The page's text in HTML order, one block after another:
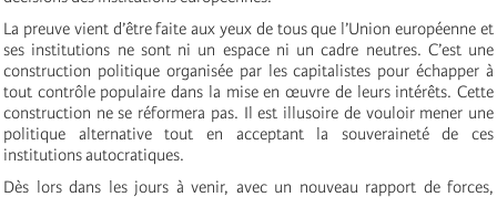
La preuve vient d’être faite aux yeux de tous que l’Union européenne et
ses institutions ne sont ni un espace ni un cadre neutres. C’est une
construction politique organisée par les capitalistes pour échapper à
tout contrôle populaire dans la mise en œuvre de leurs intérêts. Cette
construction ne se réformera pas. Il est illusoire de vouloir mener une
politique alternative tout en acceptant la souveraineté de ces
institutions autocratiques.
Dès lors dans les jours à venir, avec un nouveau rapport de forces,